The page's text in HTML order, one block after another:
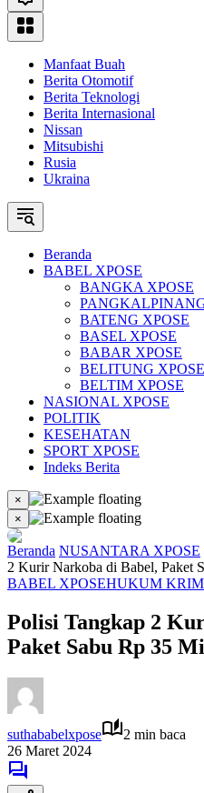
Manfaat Buah
Berita Otomotif
Berita Teknologi
Berita Internasional
Nissan
Mitsubishi
Rusia
Ukraina
Beranda
BABEL XPOSE
BANGKA XPOSE
BATENG XPOSE
BASEL XPOSE
BABAR XPOSE
BELITUNG XPOSE
BELTIM XPOSE
NASIONAL XPOSE
POLITIK
KESEHATAN
SPORT XPOSE
Indeks Berita
×
×
Beranda NUSANTARA XPOSE
2 Kurir Narkoba di Babel, Paket
BABEL XPOSEHUKUM
Polisi Tangkap 2
Paket Sabu Rp 35
suthababelxpose
2 min baca
26 Maret 2024